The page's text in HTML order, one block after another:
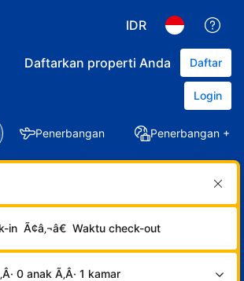
IDR
Daftarkan properti Anda Daftar
Login
Penerbangan Penerbangan +
in Ã¢â‚¬â€ Waktu check-out
0 anak Ã‚Â· 1 kamar